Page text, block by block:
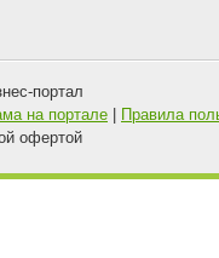
портал
на портале
Правила
офертой